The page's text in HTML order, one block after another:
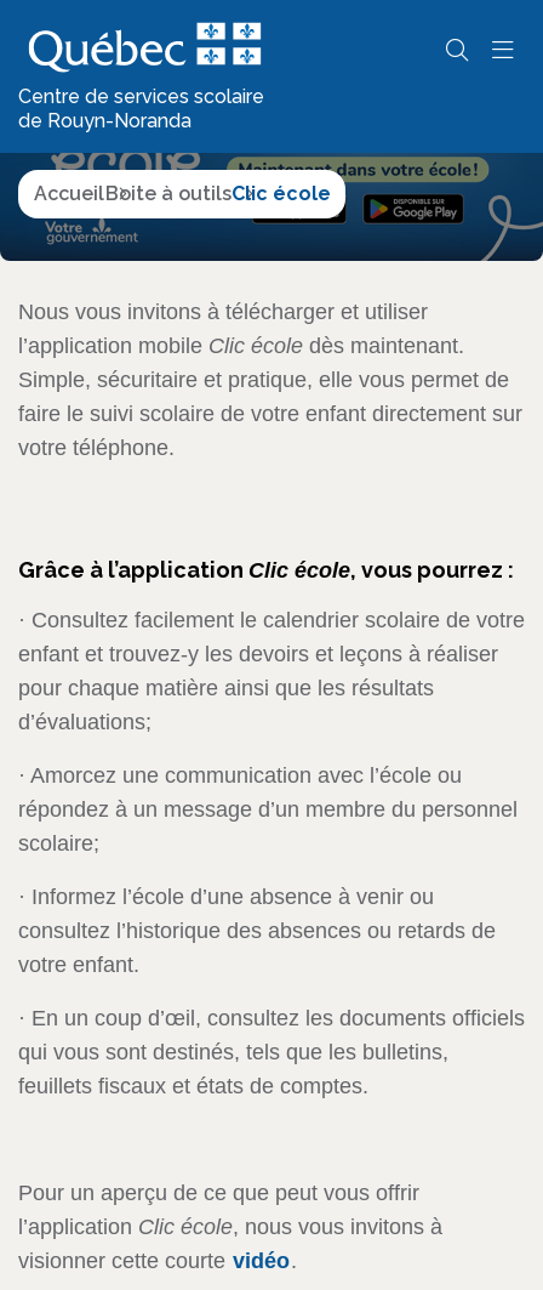
Centre de services scolaire
de Rouyn-Noranda
Clic école
AccueilBoite à outilsClic école
Nous vous invitons à télécharger et utiliser
l’application mobile Clic école dès maintenant.
Simple, sécuritaire et pratique, elle vous permet de
faire le suivi scolaire de votre enfant directement sur
votre téléphone.
Grâce à l’application Clic école, vous pourrez :
· Consultez facilement le calendrier scolaire de votre
enfant et trouvez-y les devoirs et leçons à réaliser
pour chaque matière ainsi que les résultats
d’évaluations;
· Amorcez une communication avec l’école ou
répondez à un message d’un membre du personnel
scolaire;
· Informez l’école d’une absence à venir ou
consultez l’historique des absences ou retards de
votre enfant.
· En un coup d’œil, consultez les documents officiels
qui vous sont destinés, tels que les bulletins,
feuillets fiscaux et états de comptes.
Pour un aperçu de ce que peut vous offrir
l’application Clic école, nous vous invitons à
visionner cette courte vidéo.